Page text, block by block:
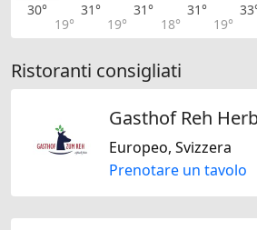
30°
19°
31°
19°
31°
18°
31°
19°
Ristoranti consigliati
Europeo, Svizzera
Prenotare un tavolo